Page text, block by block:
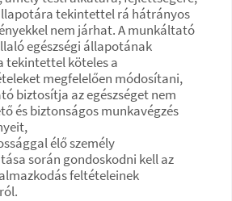
tekintettel rá hátrányos
nem járhat. A munkáltató
egészségi állapotának
tekintettel köteles a
megfelelően módosítani,
biztosítja az egészséget nem
és biztonságos munkavégzés
élő személy
során gondoskodni kell az
feltételeinek